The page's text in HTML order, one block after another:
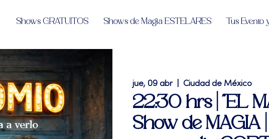
Shows GRATUITOS Shows de Magia ESTELARES Tus Evento
jue, 09 abr
  |
Ciudad de México
22:30 hrs | "EL
Show de MAGIA